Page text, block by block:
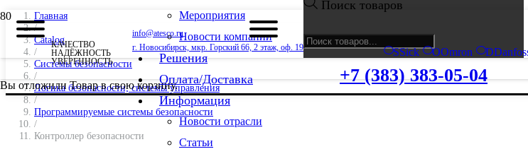
SSick OOmron D
КАЧЕСТВО
НАДЁЖНОСТЬ
УВЕРЕННОСТЬ
info@atesco.ru
г. Новосибирск, мкр. Горский 66, 2 этаж, оф. 19
Поиск товаров
+7 (383) 383-05-04
Мероприятия
Новости компании
Решения
Оплата/Доставка
Информация
Новости отрасли
Статьи
Вы отложилиТоварв свою корзину.
Главная
/
Catalog
/
Системы безопасности
/
Логика безопасности; системы управления
/
Программируемые системы безопасности
/
Контроллер безопасности